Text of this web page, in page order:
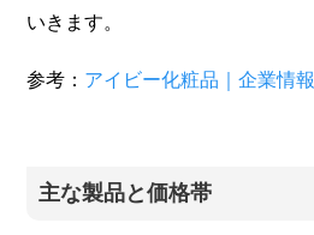
いきます。
参考： アイビー化粧品｜企業情報
主な製品と価格帯